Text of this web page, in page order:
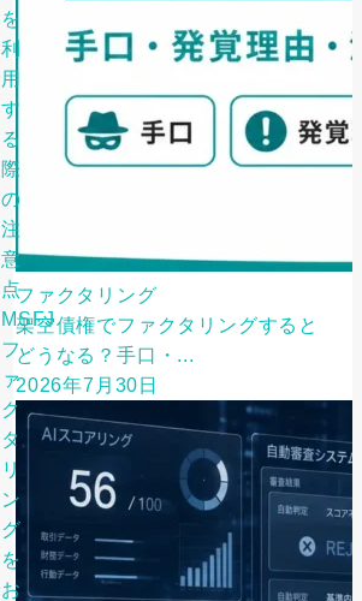
を
利
用
す
る
際
の
注
意
点
MSFJ
フ
ァ
ク
タ
リ
ン
グ
を
お
ファクタリング
架空債権でファクタリングすると
どうなる？手口・...
2026年7月30日